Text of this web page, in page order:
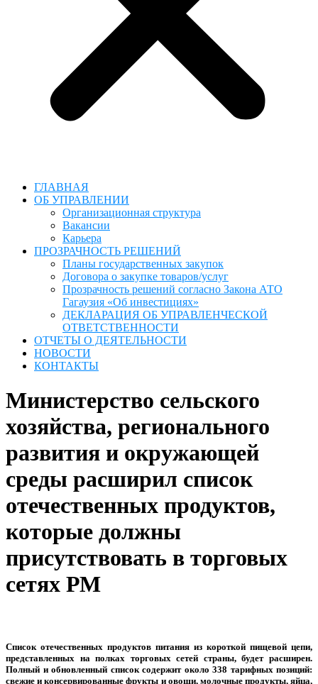
ГЛАВНАЯ
ОБ УПРАВЛЕНИИ
Организационная структура
Вакансии
Карьера
ПРОЗРАЧНОСТЬ РЕШЕНИЙ
Планы государственных закупок
Договора о закупке товаров/услуг
Прозрачность решений согласно Закона АТО
Гагаузия «Об инвестициях»
ДЕКЛАРАЦИЯ ОБ УПРАВЛЕНЧЕСКОЙ
ОТВЕТСТВЕННОСТИ
ОТЧЕТЫ О ДЕЯТЕЛЬНОСТИ
НОВОСТИ
КОНТАКТЫ
Министерство сельского
хозяйства, регионального
развития и окружающей
среды расширил список
отечественных продуктов,
которые должны
присутствовать в торговых
сетях РМ
Список отечественных продуктов питания из короткой пищевой цепи,
представленных на полках торговых сетей страны, будет расширен.
Полный и обновленный список содержит около 338 тарифных позиций:
свежие и консервированные фрукты и овощи, молочные продукты, яйца,